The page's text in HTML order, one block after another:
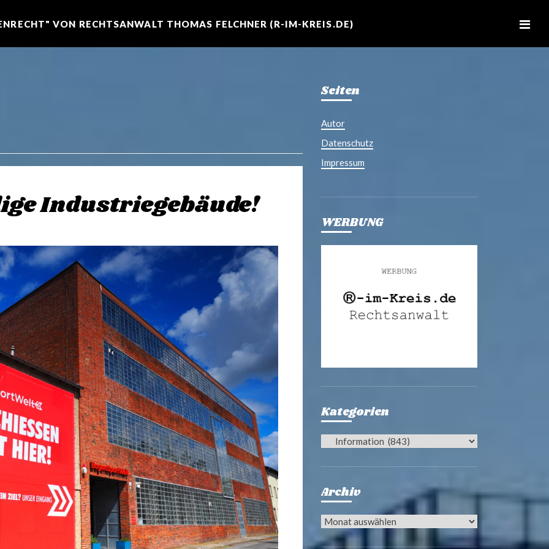
VON RECHTSANWALT THOMAS FELCHNER (R-IM-KREIS.DE)
Industriegebäude!
Seiten
Autor
Datenschutz
Impressum
WERBUNG
Kategorien
Kategorien
Archiv
Archiv